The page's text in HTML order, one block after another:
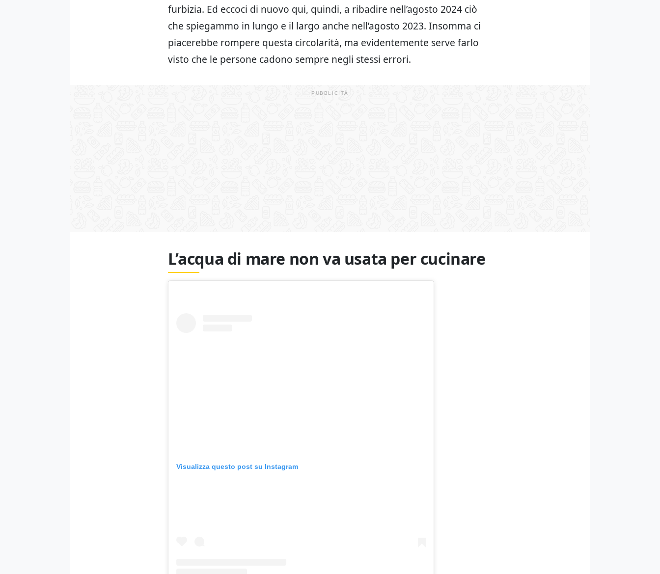
furbizia. Ed eccoci di nuovo qui, quindi, a ribadire nell’agosto 2024 ciò
che spiegammo in lungo e il largo anche nell’agosto 2023. Insomma ci
piacerebbe rompere questa circolarità, ma evidentemente serve farlo
visto che le persone cadono sempre negli stessi errori.
L’acqua di mare non va usata per cucinare
Visualizza questo post su Instagram